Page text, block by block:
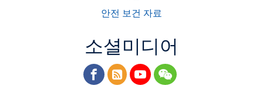
안전 보건 자료
소셜미디어
facebook
rss youtubewechat